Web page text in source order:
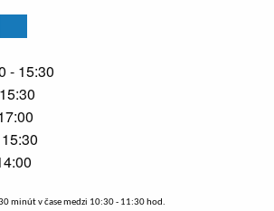
- 15:30
minút v čase medzi 10:30 - 11:30 hod.